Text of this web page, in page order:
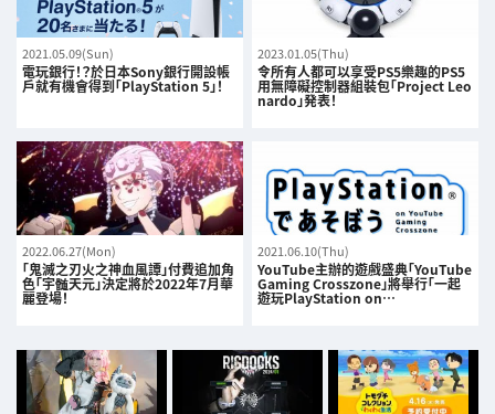
2021.05.09(Sun)
電玩銀行！？於日本Sony銀行開設帳
戶就有機會得到「PlayStation 5」！
2023.01.05(Thu)
令所有人都可以享受PS5樂趣的PS5
用無障礙控制器組裝包「Project Leo
nardo」発表！
2022.06.27(Mon)
「鬼滅之刃火之神血風譚」付費追加角
色「宇髄天元」決定將於2022年7月華
麗登場！
2021.06.10(Thu)
YouTube主辦的遊戲盛典「YouTube
Gaming Crosszone」將舉行「一起
遊玩PlayStation on…